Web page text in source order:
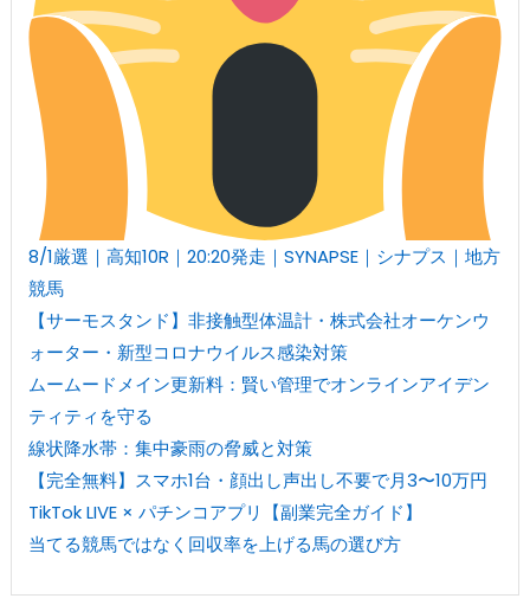
8/1厳選｜高知10R｜20:20発走｜SYNAPSE｜シナプス｜地方
競馬
【サーモスタンド】非接触型体温計・株式会社オーケンウ
ォーター・新型コロナウイルス感染対策
ムームードメイン更新料：賢い管理でオンラインアイデン
ティティを守る
線状降水帯：集中豪雨の脅威と対策
【完全無料】スマホ1台・顔出し声出し不要で月3〜10万円
TikTok LIVE × パチンコアプリ【副業完全ガイド】
当てる競馬ではなく回収率を上げる馬の選び方